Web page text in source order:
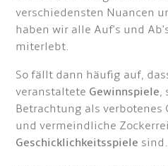
verschiedensten Nuancen
haben wir alle Auf's und
miterlebt.
So fällt dann häufig auf,
veranstaltete Gewinnspiele,
Betrachtung als
und vermeindliche
Geschicklichkeitsspiele sind.